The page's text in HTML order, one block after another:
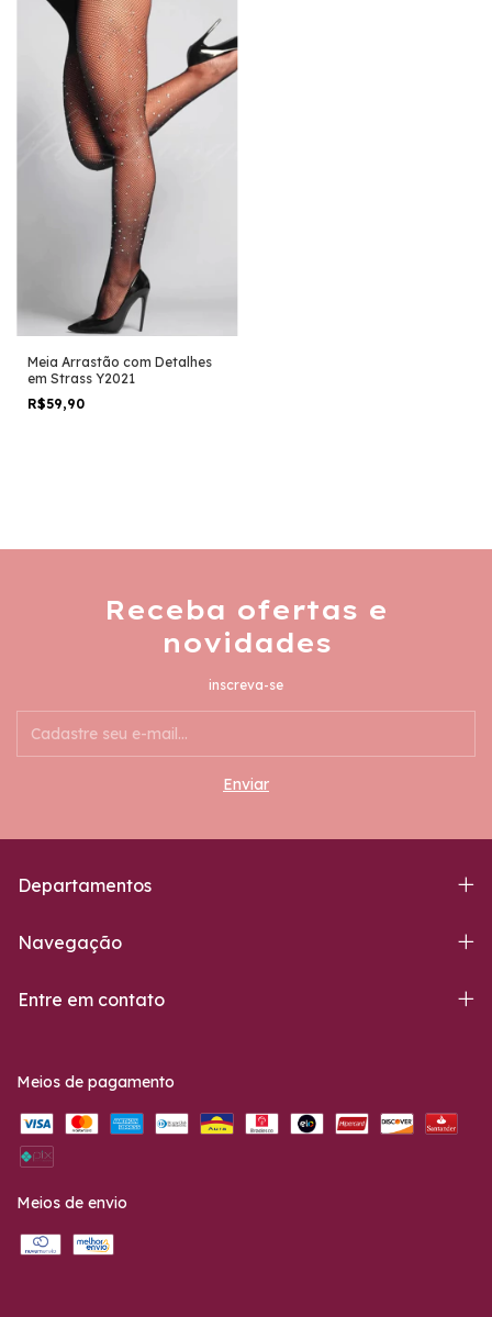
Meia Arrastão com Detalhes
em Strass Y2021
R$59,90
Receba ofertas e
novidades
inscreva-se
Departamentos
Navegação
Entre em contato
Meios de pagamento
Meios de envio